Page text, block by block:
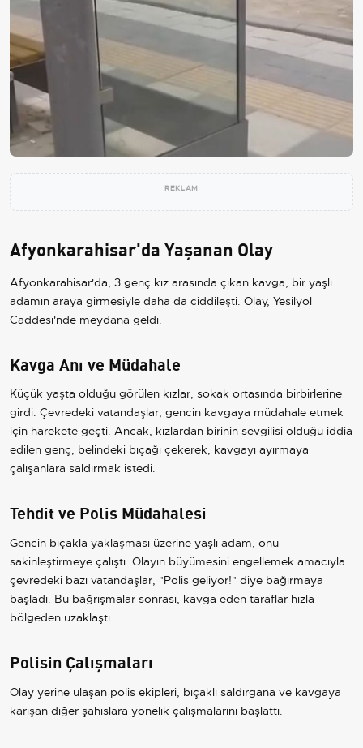
REKLAM
Afyonkarahisar'da Yaşanan Olay
Afyonkarahisar'da, 3 genç kız arasında çıkan kavga, bir yaşlı
adamın araya girmesiyle daha da ciddileşti. Olay, Yesilyol
Caddesi'nde meydana geldi.
Kavga Anı ve Müdahale
Küçük yaşta olduğu görülen kızlar, sokak ortasında birbirlerine
girdi. Çevredeki vatandaşlar, gencin kavgaya müdahale etmek
için harekete geçti. Ancak, kızlardan birinin sevgilisi olduğu iddia
edilen genç, belindeki bıçağı çekerek, kavgayı ayırmaya
çalışanlara saldırmak istedi.
Tehdit ve Polis Müdahalesi
Gencin bıçakla yaklaşması üzerine yaşlı adam, onu
sakinleştirmeye çalıştı. Olayın büyümesini engellemek amacıyla
çevredeki bazı vatandaşlar, "Polis geliyor!" diye bağırmaya
başladı. Bu bağrışmalar sonrası, kavga eden taraflar hızla
bölgeden uzaklaştı.
Polisin Çalışmaları
Olay yerine ulaşan polis ekipleri, bıçaklı saldırgana ve kavgaya
karışan diğer şahıslara yönelik çalışmalarını başlattı.